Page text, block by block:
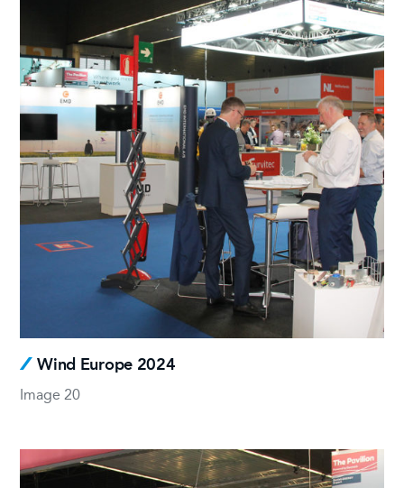
Wind Europe 2024
Image 20